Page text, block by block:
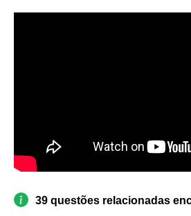
39 questões relacionadas